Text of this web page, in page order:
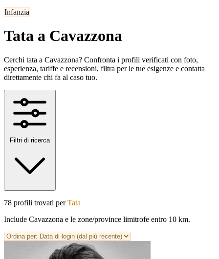
Infanzia
Tata a Cavazzona
Cerchi tata a Cavazzona? Confronta i profili verificati con foto,
esperienza, tariffe e recensioni, filtra per le tue esigenze e contatta
direttamente chi fa al caso tuo.
Filtri di ricerca
78 profili trovati perTata
Include Cavazzona e le zone/province limitrofe entro 10 km.